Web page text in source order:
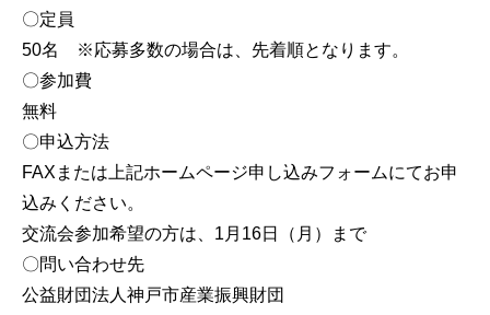
〇定員
50名 ※応募多数の場合は、先着順となります。
〇参加費
無料
〇申込方法
FAXまたは上記ホームページ申し込みフォームにてお申
込みください。
交流会参加希望の方は、1月16日（月）まで
〇問い合わせ先
公益財団法人神戸市産業振興財団